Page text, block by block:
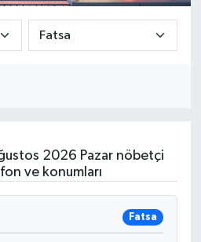
2026 Pazar nöbetçi
ve konumları
Fatsa